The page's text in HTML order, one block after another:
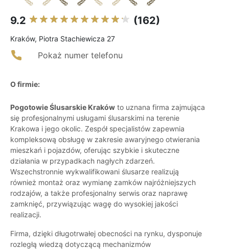
9.2 (162)
Kraków, Piotra Stachiewicza 27
Pokaż numer telefonu
O firmie:
Pogotowie Ślusarskie Kraków to uznana firma zajmująca
się profesjonalnymi usługami ślusarskimi na terenie
Krakowa i jego okolic. Zespół specjalistów zapewnia
kompleksową obsługę w zakresie awaryjnego otwierania
mieszkań i pojazdów, oferując szybkie i skuteczne
działania w przypadkach nagłych zdarzeń.
Wszechstronnie wykwalifikowani ślusarze realizują
również montaż oraz wymianę zamków najróżniejszych
rodzajów, a także profesjonalny serwis oraz naprawę
zamknięć, przywiązując wagę do wysokiej jakości
realizacji.
Firma, dzięki długotrwałej obecności na rynku, dysponuje
rozległą wiedzą dotyczącą mechanizmów